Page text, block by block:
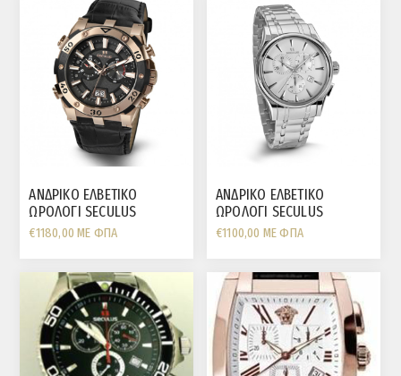
ΑΝΔΡΙΚΟ ΕΛΒΕΤΙΚΟ
ΩΡΟΛΟΓΙ SECULUS
ΜΠΡΟΝΖΕ ΑΤΣΑΛΙ ΜΕ
€1180,00 ΜΕ ΦΠΑ
ΑΝΔΡΙΚΟ ΕΛΒΕΤΙΚΟ
ΩΡΟΛΟΓΙ SECULUS
ΧΡΟΝΟΓΡΑΦΟΣ ΑΤΣΑΛΙ ΜΕ
€1100,00 ΜΕ ΦΠΑ